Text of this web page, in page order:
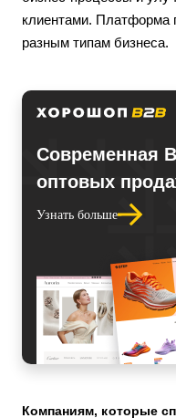
клиентами. Платформа
разным типам бизнеса.
Современная
оптовых
Узнать больше
Компаниям, которые